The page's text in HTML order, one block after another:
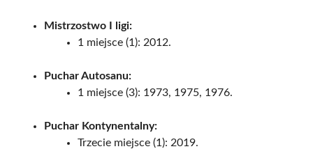
Mistrzostwo I ligi:
1 miejsce (1): 2012.
Puchar Autosanu:
1 miejsce (3): 1973, 1975, 1976.
Puchar Kontynentalny:
Trzecie miejsce (1): 2019.